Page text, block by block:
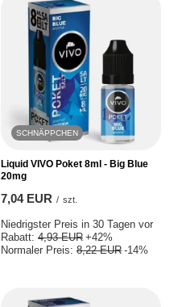
SCHNÄPPCHEN
Liquid VIVO Poket 8ml - Big Blue
20mg
7,04 EUR / szt.
Niedrigster Preis in 30 Tagen vor
Rabatt: 4,93 EUR +42%
Normaler Preis: 8,22 EUR -14%